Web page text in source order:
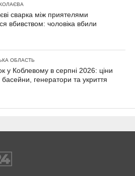
сварка між приятелями
вбивством: чоловіка вбили
ОБЛАСТЬ
у Коблевому в серпні 2026: ціни
генератори та укриття